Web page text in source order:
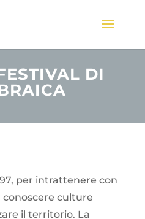
DI
per intrattenere con
culture
il territorio. La